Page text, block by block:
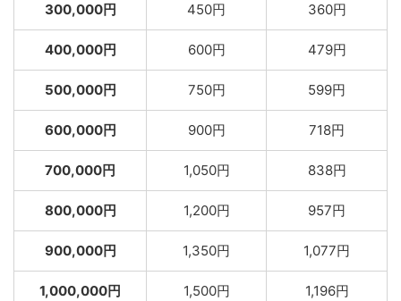
300,000円 450円 360円
400,000円 600円 479円
500,000円 750円 599円
600,000円 900円 718円
700,000円 1,050円 838円
800,000円 1,200円 957円
900,000円 1,350円 1,077円
1,000,000円 1,500円 1,196円